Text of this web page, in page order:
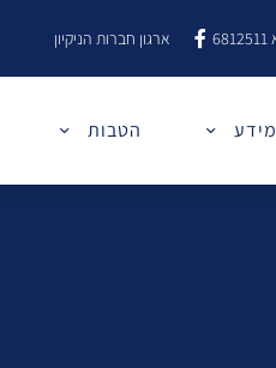
ארגון חברות הניקיון
מידע הטבות